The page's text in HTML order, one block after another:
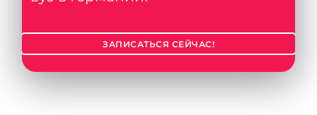
ЗАПИСАТЬСЯ СЕЙЧАС!